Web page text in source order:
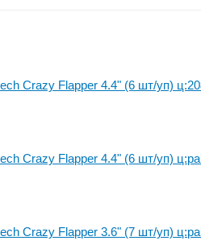
Crazy Flapper 4.4" (6 шт/уп)
Crazy Flapper 4.4" (6 шт/уп)
Crazy Flapper 3.6" (7 шт/уп)